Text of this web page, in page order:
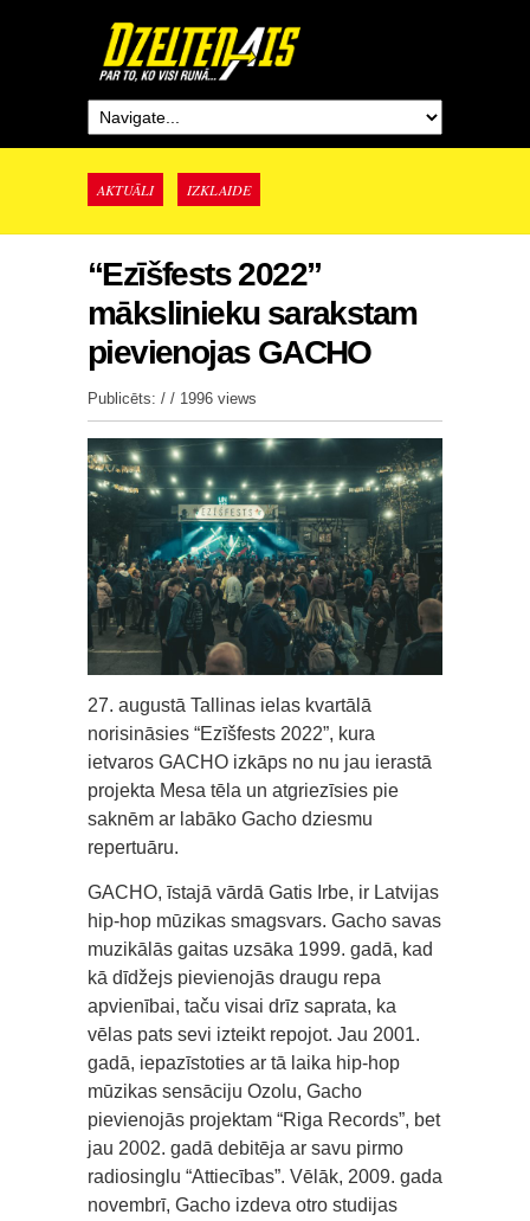
AKTUĀLI IZKLAIDE
“Ezīšfests 2022”
mākslinieku sarakstam
pievienojas GACHO
Publicēts: / / 1996 views
27. augustā Tallinas ielas kvartālā
norisināsies “Ezīšfests 2022”, kura
ietvaros GACHO izkāps no nu jau ierastā
projekta Mesa tēla un atgriezīsies pie
saknēm ar labāko Gacho dziesmu
repertuāru.
GACHO, īstajā vārdā Gatis Irbe, ir Latvijas
hip-hop mūzikas smagsvars. Gacho savas
muzikālās gaitas uzsāka 1999. gadā, kad
kā dīdžejs pievienojās draugu repa
apvienībai, taču visai drīz saprata, ka
vēlas pats sevi izteikt repojot. Jau 2001.
gadā, iepazīstoties ar tā laika hip-hop
mūzikas sensāciju Ozolu, Gacho
pievienojās projektam “Riga Records”, bet
jau 2002. gadā debitēja ar savu pirmo
radiosinglu “Attiecības”. Vēlāk, 2009. gada
novembrī, Gacho izdeva otro studijas